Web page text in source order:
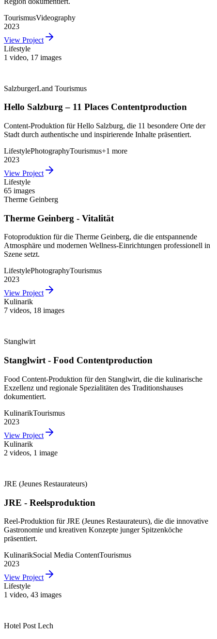
TourismusVideography
2023
View Project
Lifestyle
1 video, 17 images
SalzburgerLand Tourismus
Hello Salzburg – 11 Places Contentproduction
Content-Produktion für Hello Salzburg, die 11 besondere Orte der
Stadt durch authentische und inspirierende Inhalte präsentiert.
LifestylePhotographyTourismus+1 more
2023
View Project
Lifestyle
65 images
Therme Geinberg
Therme Geinberg - Vitalität
Fotoproduktion für die Therme Geinberg, die die entspannende
Atmosphäre und modernen Wellness-Einrichtungen professionell in
Szene setzt.
LifestylePhotographyTourismus
2023
View Project
Kulinarik
7 videos, 18 images
Stanglwirt
Stanglwirt - Food Contentproduction
Food Content-Produktion für den Stanglwirt, die die kulinarische
Exzellenz und regionale Spezialitäten des Traditionshauses
dokumentiert.
KulinarikTourismus
2023
View Project
Kulinarik
2 videos, 1 image
JRE (Jeunes Restaurateurs)
JRE - Reelsproduktion
Reel-Produktion für JRE (Jeunes Restaurateurs), die die innovative
Gastronomie und kreativen Konzepte junger Spitzenköche
präsentiert.
KulinarikSocial Media ContentTourismus
2023
View Project
Lifestyle
1 video, 43 images
Hotel Post Lech